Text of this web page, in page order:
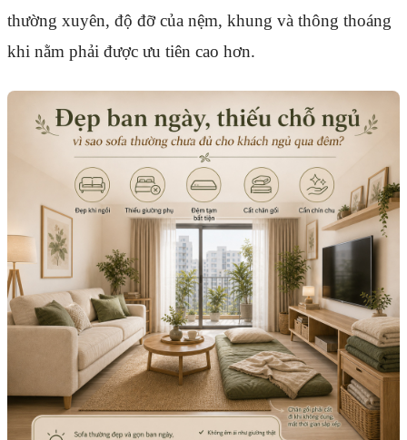
thường xuyên, độ đỡ của nệm, khung và thông thoáng
khi nằm phải được ưu tiên cao hơn.